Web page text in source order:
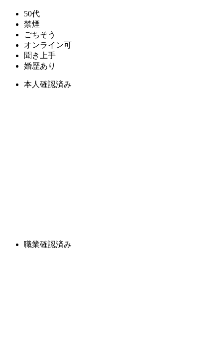
50代
禁煙
ごちそう
オンライン可
聞き上手
婚歴あり
本人確認済み
職業確認済み